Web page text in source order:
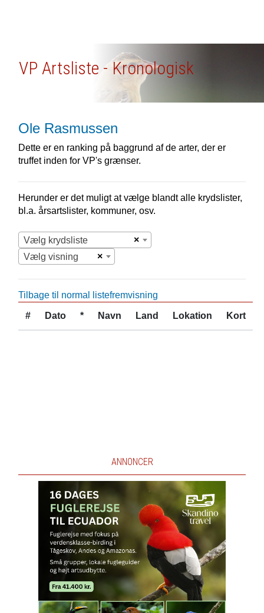
VP Artsliste - Kronologisk
Ole Rasmussen
Dette er en ranking på baggrund af de arter, der er
truffet inden for VP's grænser.
Herunder er det muligt at vælge blandt alle krydslister,
bl.a. årsartslister, kommuner, osv.
×
Vælg krydsliste
×
Vælg visning
Tilbage til normal listefremvisning
# Dato * Navn Land Lokation Kort
ANNONCER